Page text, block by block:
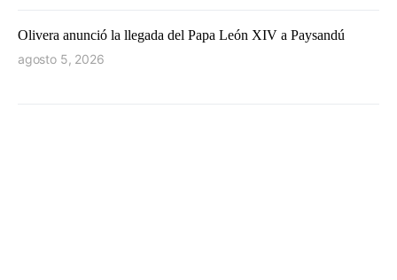
Olivera anunció la llegada del Papa León XIV a Paysandú
agosto 5, 2026